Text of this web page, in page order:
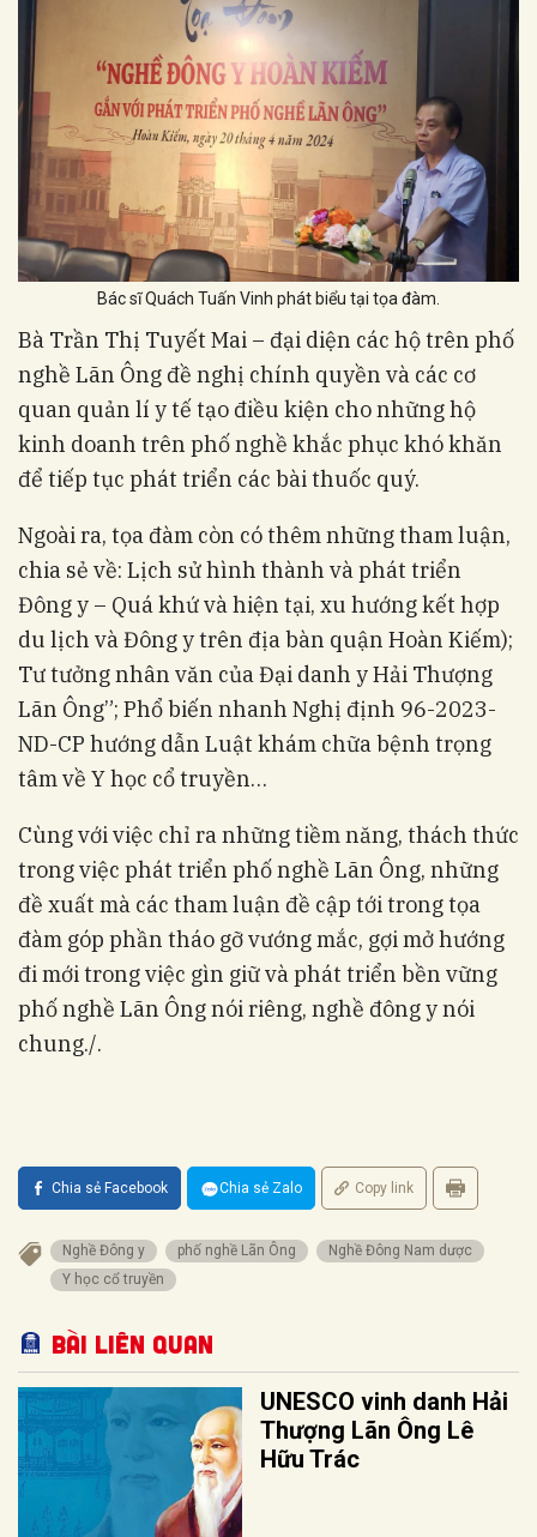
Bác sĩ Quách Tuấn Vinh phát biểu tại tọa đàm.
Bà Trần Thị Tuyết Mai – đại diện các hộ trên phố
nghề Lãn Ông đề nghị chính quyền và các cơ
quan quản lí y tế tạo điều kiện cho những hộ
kinh doanh trên phố nghề khắc phục khó khăn
để tiếp tục phát triển các bài thuốc quý.
Ngoài ra, tọa đàm còn có thêm những tham luận,
chia sẻ về: Lịch sử hình thành và phát triển
Đông y – Quá khứ và hiện tại, xu hướng kết hợp
du lịch và Đông y trên địa bàn quận Hoàn Kiếm);
Tư tưởng nhân văn của Đại danh y Hải Thượng
Lãn Ông”; Phổ biến nhanh Nghị định 96-2023-
ND-CP hướng dẫn Luật khám chữa bệnh trọng
tâm về Y học cổ truyền…
Cùng với việc chỉ ra những tiềm năng, thách thức
trong việc phát triển phố nghề Lãn Ông, những
đề xuất mà các tham luận đề cập tới trong tọa
đàm góp phần tháo gỡ vướng mắc, gợi mở hướng
đi mới trong việc gìn giữ và phát triển bền vững
phố nghề Lãn Ông nói riêng, nghề đông y nói
chung./.
Chia sẻ Facebook Chia sẻ Zalo Copy link
Nghề Đông y phố nghề Lãn Ông
Nghề Đông Nam dược
Y học cổ truyền
Bài liên quan
UNESCO vinh danh Hải
Thượng Lãn Ông Lê
Hữu Trác